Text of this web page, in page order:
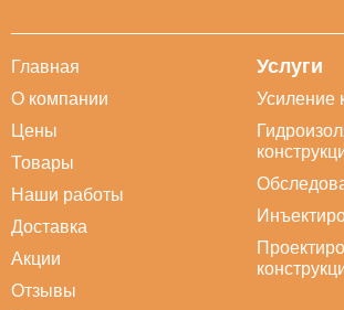
Главная
О компании
Цены
Товары
Наши работы
Доставка
Акции
Отзывы
Услуги
Усиление